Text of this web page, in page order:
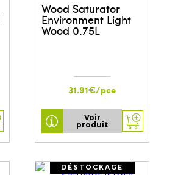
Wood Saturator
Environment Light
Wood 0.75L
31.91€/pce
Voir
produit
DÉSTOCKAGE